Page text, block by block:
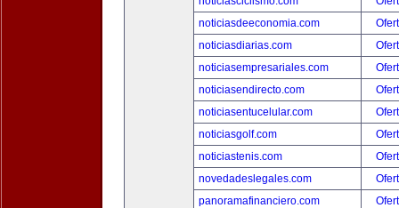
noticiasdeeconomia.com
noticiasdiarias.com
noticiasempresariales.com
noticiasendirecto.com
noticiasentucelular.com
noticiasgolf.com
noticiastenis.com
novedadeslegales.com
panoramafinanciero.com